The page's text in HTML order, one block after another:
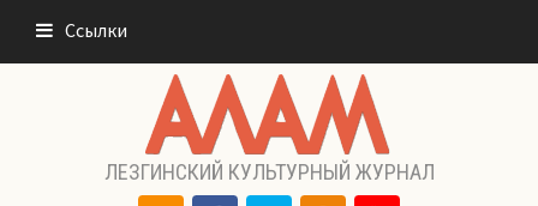
содержимому
Ссылки
ЛЕЗГИНСКИЙ КУЛЬТУРНЫЙ ЖУРНАЛ